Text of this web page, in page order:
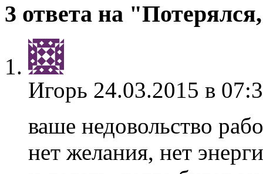
3 ответа на
Игорь 24.03.2015 в
ваше недовольство
нет желания, нет